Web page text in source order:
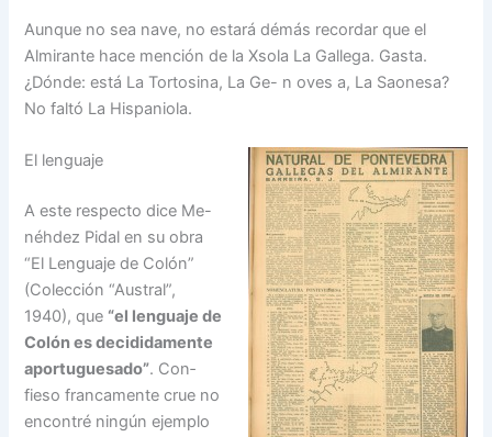
Aunque no sea nave, no es­tará démás recordar que el
Almirante hace mención de la Xsola La Gallega. Gasta.
¿Dón­de: está La Tortosina, La Ge- n oves a, La Saonesa?
No fal­tó La Hispaniola.
El lenguaje
A este respecto dice Me-
néhdez Pidal en su obra
“El Lenguaje de Colón”
(Colec­ción “Austral”,
1940), que “el lenguaje de
Colón es decidi­damente
aportuguesado”. Con­
fieso francamente crue no
en­contré ningún ejemplo